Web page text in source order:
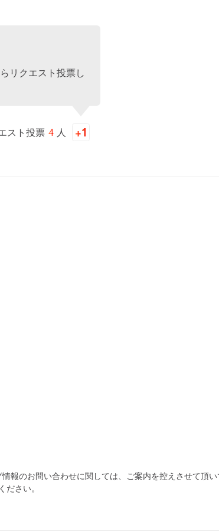
リクエスト投票し
スト投票 4 人
報のお問い合わせに関しては、ご案内を控えさせて頂
さい。